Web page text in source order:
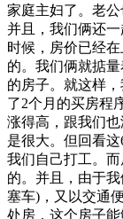
家庭主妇了。老
并且，我们俩还
时候，房价已经
的。我们俩就掂
的房子。就这样
了2个月的买房程
涨得高，跟我们
是很大。但回看
我们自己打工。
的。并且，由于
塞车)，又以交通
处房，这个房子